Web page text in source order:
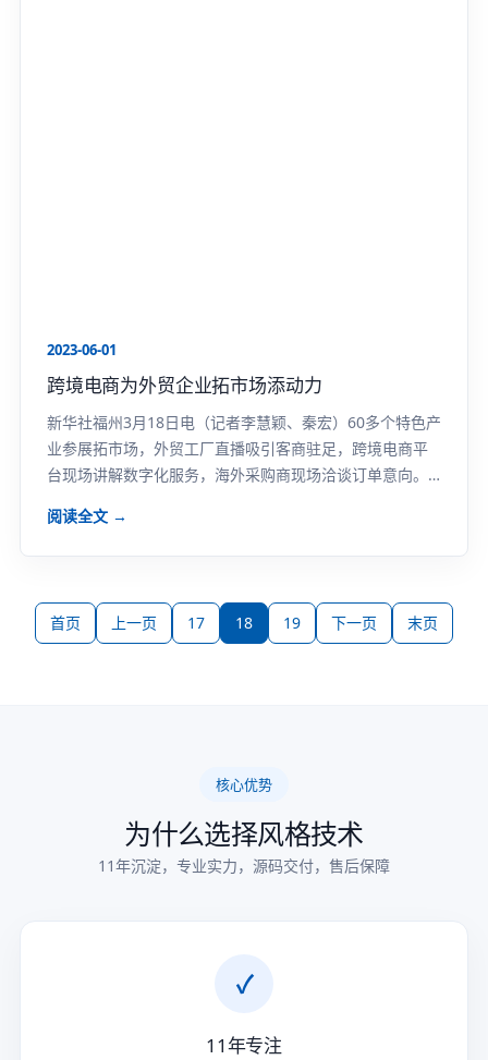
2023-06-01
跨境电商为外贸企业拓市场添动力
新华社福州3月18日电（记者李慧颖、秦宏）60多个特色产
业参展拓市场，外贸工厂直播吸引客商驻足，跨境电商平
台现场讲解数字化服务，海外采购商现场洽谈订单意向。
阅读全文 →
首页 上一页 17 18 19 下一页 末页
核心优势
为什么选择风格技术
11年沉淀，专业实力，源码交付，售后保障
✓
11年专注